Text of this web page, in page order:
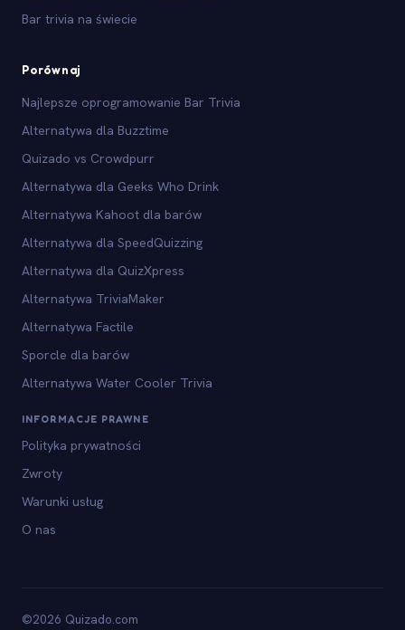
Bar trivia na świecie
Porównaj
Najlepsze oprogramowanie Bar Trivia
Alternatywa dla Buzztime
Quizado vs Crowdpurr
Alternatywa dla Geeks Who Drink
Alternatywa Kahoot dla barów
Alternatywa dla SpeedQuizzing
Alternatywa dla QuizXpress
Alternatywa TriviaMaker
Alternatywa Factile
Sporcle dla barów
Alternatywa Water Cooler Trivia
INFORMACJE PRAWNE
Polityka prywatności
Zwroty
Warunki usług
O nas
©2026 Quizado.com